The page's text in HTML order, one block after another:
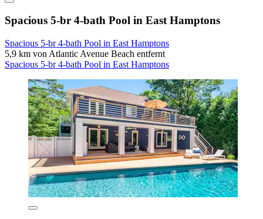
Spacious 5-br 4-bath Pool in East Hamptons
Spacious 5-br 4-bath Pool in East Hamptons
5,9 km von Atlantic Avenue Beach entfernt
Spacious 5-br 4-bath Pool in East Hamptons